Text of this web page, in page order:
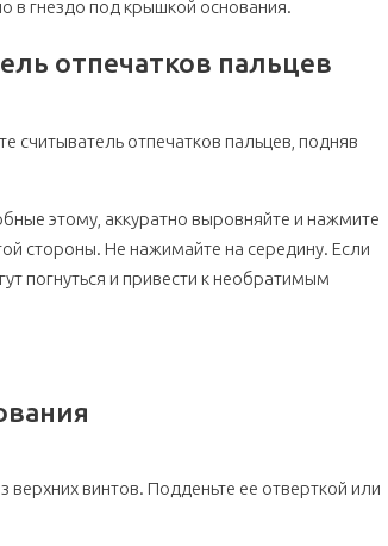
в гнездо под крышкой основания.
отпечатков пальцев
считыватель отпечатков пальцев, подняв
этому, аккуратно выровняйте и нажмите
стороны. Не нажимайте на середину. Если
погнуться и привести к необратимым
винтов. Подденьте ее отверткой или